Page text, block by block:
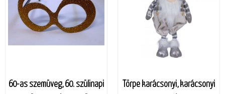
60-as szemüveg, 60. szülinapi
Törpe karácsonyi, karácsonyi